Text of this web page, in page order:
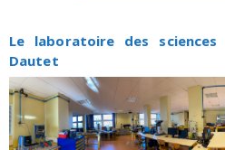
Le laboratoire des sciences
Dautet